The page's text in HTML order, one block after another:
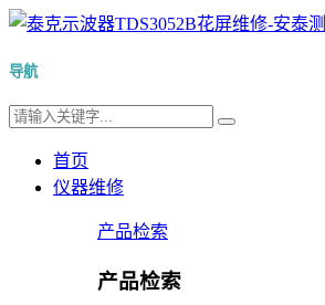
导航
首页
仪器维修
产品检索
产品检索